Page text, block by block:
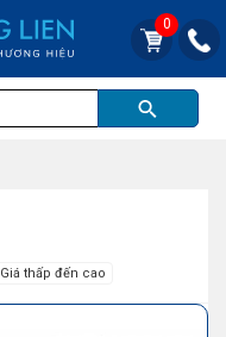
0
Giá thấp đến cao